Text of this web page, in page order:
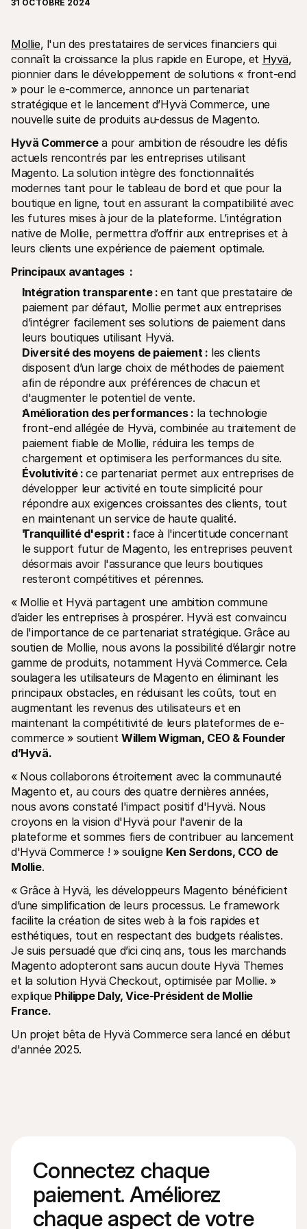
Ressources techniques
Portail développeurs
Découvrez les ressources de développement et les mises à
jour
Bibliothèques
Intégrez Mollie avec des packages prêts à l'emploi
Communauté Discord
Rejoignez notre communauté de développeurs
À propos de Mollie
Tarifs
Consultez nos tarifs
À propos
Notre histoire et nos valeurs
Actualités
Lire les dernières actualités de
Mollie
Nous rejoindre
Rejoignez notre équipe - nous
recrutons !
Contact
Pour les consommateurs
Découvrez pourquoi Mollie figure sur votre relevé bancaire
Pour les clients Mollie
Contactez notre équipe support
Pour obtenir un devis
Découvrez comment nous pouvons aider votre entreprise
31 OCTOBRE 2024
Mollie, l'un des prestataires de services financiers qui
connaît la croissance la plus rapide en Europe, et Hyvä,
pionnier dans le développement de solutions « front-end
» pour le e-commerce, annonce un partenariat
stratégique et le lancement d’Hyvä Commerce, une
nouvelle suite de produits au-dessus de Magento.
Hyvä Commerce a pour ambition de résoudre les défis
actuels rencontrés par les entreprises utilisant
Magento. La solution intègre des fonctionnalités
modernes tant pour le tableau de bord et que pour la
boutique en ligne, tout en assurant la compatibilité avec
les futures mises à jour de la plateforme. L’intégration
native de Mollie, permettra d’offrir aux entreprises et à
leurs clients une expérience de paiement optimale.
Principaux avantages  :
Intégration transparente : en tant que prestataire de
paiement par défaut, Mollie permet aux entreprises
d’intégrer facilement ses solutions de paiement dans
leurs boutiques utilisant Hyvä.
Diversité des moyens de paiement : les clients
disposent d’un large choix de méthodes de paiement
afin de répondre aux préférences de chacun et
d'augmenter le potentiel de vente.
Amélioration des performances : la technologie
front-end allégée de Hyvä, combinée au traitement de
paiement fiable de Mollie, réduira les temps de
chargement et optimisera les performances du site.
Évolutivité : ce partenariat permet aux entreprises de
développer leur activité en toute simplicité pour
répondre aux exigences croissantes des clients, tout
en maintenant un service de haute qualité.
Tranquillité d'esprit : face à l'incertitude concernant
le support futur de Magento, les entreprises peuvent
désormais avoir l'assurance que leurs boutiques
resteront compétitives et pérennes.
« Mollie et Hyvä partagent une ambition commune
d’aider les entreprises à prospérer. Hyvä est convaincu
de l'importance de ce partenariat stratégique. Grâce au
soutien de Mollie, nous avons la possibilité d’élargir notre
gamme de produits, notamment Hyvä Commerce. Cela
soulagera les utilisateurs de Magento en éliminant les
principaux obstacles, en réduisant les coûts, tout en
augmentant les revenus des utilisateurs et en
maintenant la compétitivité de leurs plateformes de e-
commerce » soutient Willem Wigman, CEO & Founder
d’Hyvä.
« Nous collaborons étroitement avec la communauté
Magento et, au cours des quatre dernières années,
nous avons constaté l'impact positif d'Hyvä. Nous
croyons en la vision d'Hyvä pour l'avenir de la
plateforme et sommes fiers de contribuer au lancement
d'Hyvä Commerce ! » souligne Ken Serdons, CCO de
Mollie.
« Grâce à Hyvä, les développeurs Magento bénéficient
d’une simplification de leurs processus. Le framework
facilite la création de sites web à la fois rapides et
esthétiques, tout en respectant des budgets réalistes.
Je suis persuadé que d’ici cinq ans, tous les marchands
Magento adopteront sans aucun doute Hyvä Themes
et la solution Hyvä Checkout, optimisée par Mollie. »
explique Philippe Daly, Vice-Président de Mollie
France.
Un projet bêta de Hyvä Commerce sera lancé en début
d'année 2025.
Connectez chaque
paiement. Améliorez
chaque aspect de votre